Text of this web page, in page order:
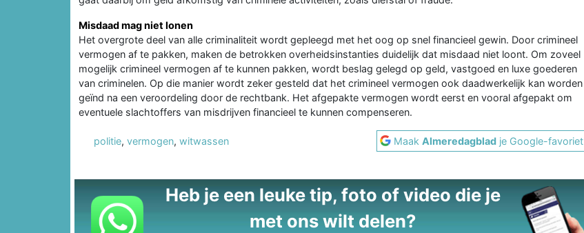
Misdaad mag niet lonen
Het overgrote deel van alle criminaliteit wordt gepleegd met het oog op snel financieel gewin. Door crimineel
vermogen af te pakken, maken de betrokken overheidsinstanties duidelijk dat misdaad niet loont. Om zoveel
mogelijk crimineel vermogen af te kunnen pakken, wordt beslag gelegd op geld, vastgoed en luxe goederen
van criminelen. Op die manier wordt zeker gesteld dat het crimineel vermogen ook daadwerkelijk kan worden
geïnd na een veroordeling door de rechtbank. Het afgepakte vermogen wordt eerst en vooral afgepakt om
eventuele slachtoffers van misdrijven financieel te kunnen compenseren.
politie, vermogen, witwassen MaakAlmeredagblad je Google-favoriet
Heb je een leuke tip, foto of video die je
met ons wilt delen?